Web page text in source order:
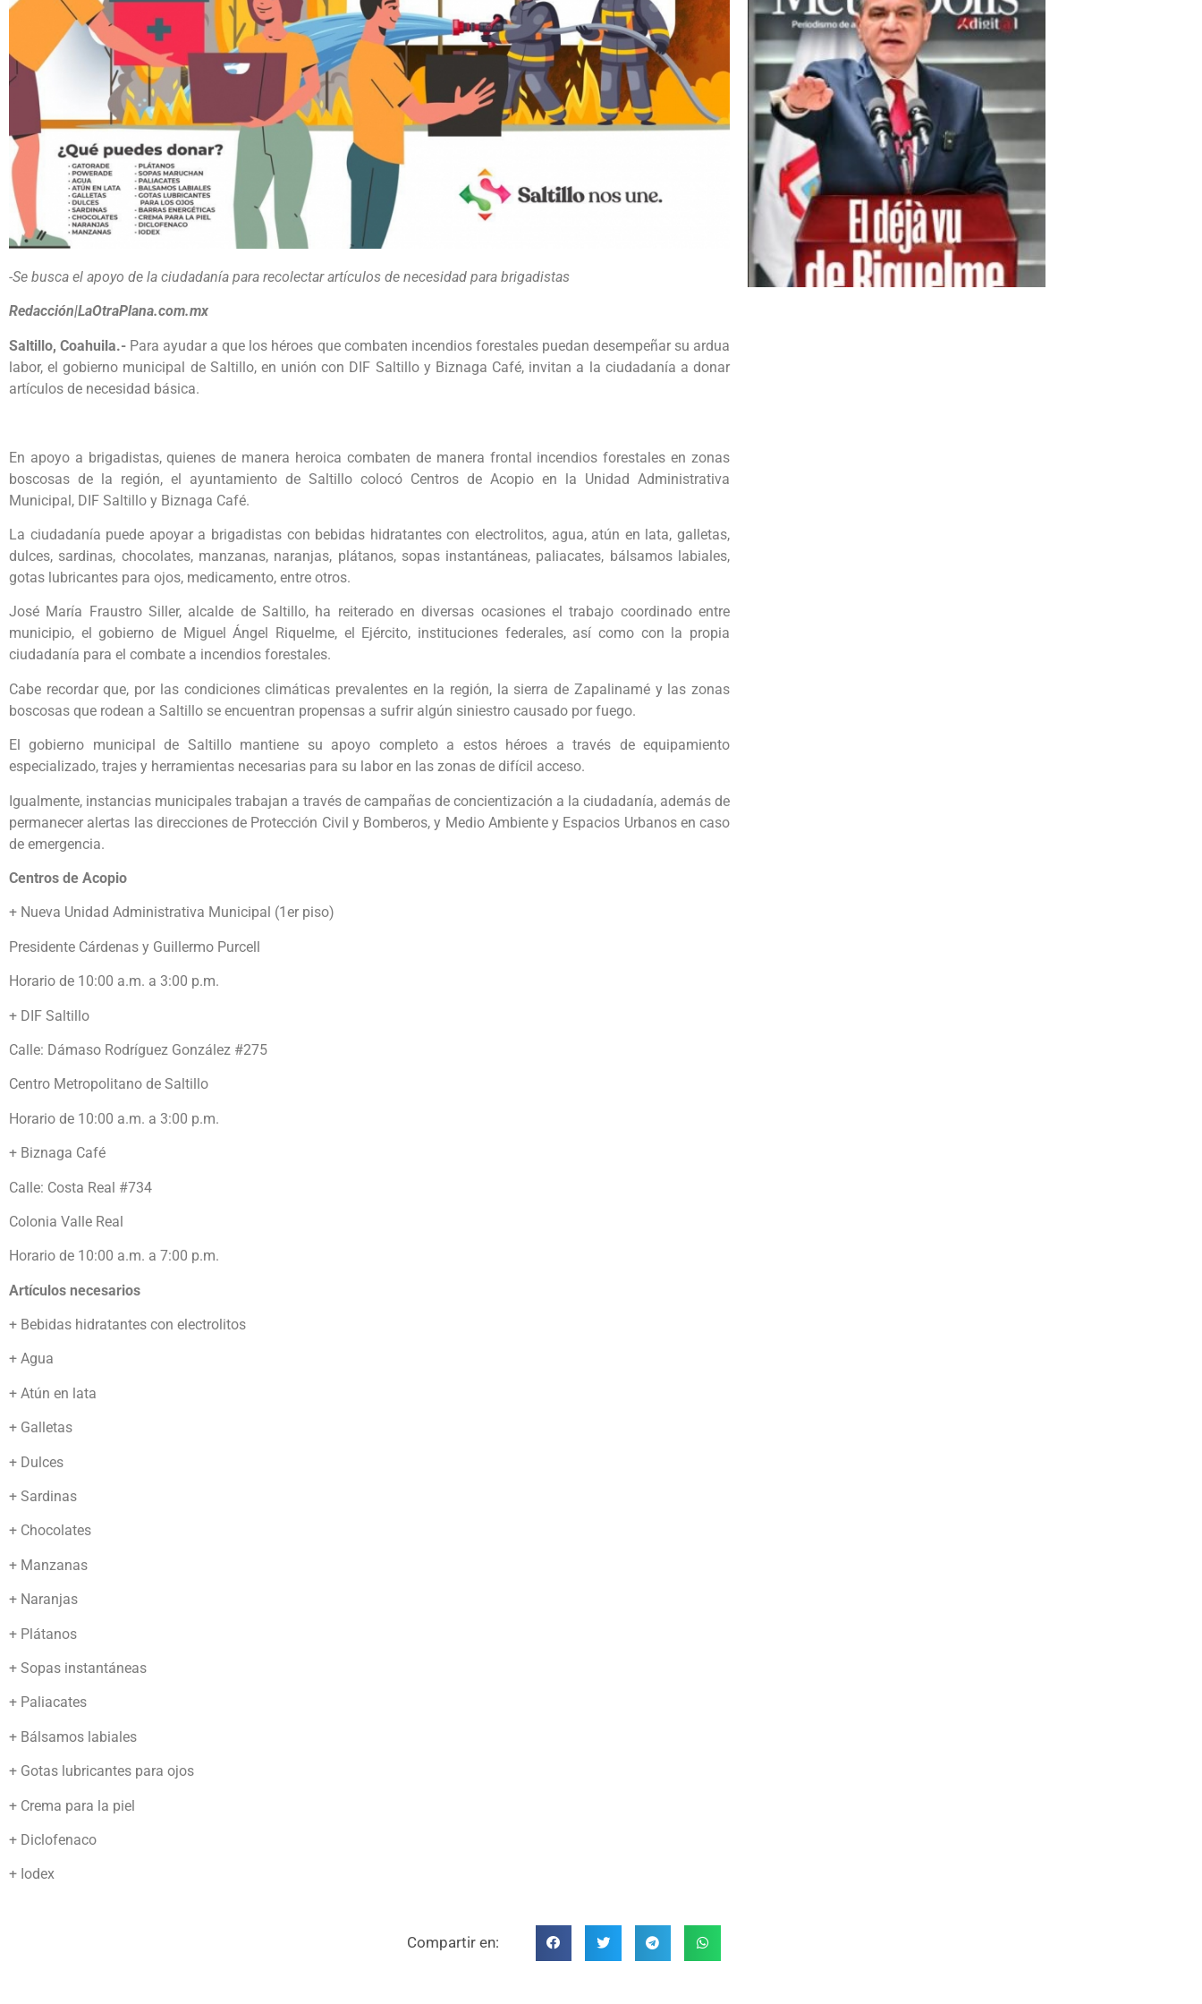
-Se busca el apoyo de la ciudadanía para recolectar artículos de necesidad para brigadistas
Redacción|LaOtraPlana.com.mx
Saltillo, Coahuila.- Para ayudar a que los héroes que combaten incendios forestales puedan desempeñar su ardua
labor, el gobierno municipal de Saltillo, en unión con DIF Saltillo y Biznaga Café, invitan a la ciudadanía a donar
artículos de necesidad básica.
En apoyo a brigadistas, quienes de manera heroica combaten de manera frontal incendios forestales en zonas
boscosas de la región, el ayuntamiento de Saltillo colocó Centros de Acopio en la Unidad Administrativa
Municipal, DIF Saltillo y Biznaga Café.
La ciudadanía puede apoyar a brigadistas con bebidas hidratantes con electrolitos, agua, atún en lata, galletas,
dulces, sardinas, chocolates, manzanas, naranjas, plátanos, sopas instantáneas, paliacates, bálsamos labiales,
gotas lubricantes para ojos, medicamento, entre otros.
José María Fraustro Siller, alcalde de Saltillo, ha reiterado en diversas ocasiones el trabajo coordinado entre
municipio, el gobierno de Miguel Ángel Riquelme, el Ejército, instituciones federales, así como con la propia
ciudadanía para el combate a incendios forestales.
Cabe recordar que, por las condiciones climáticas prevalentes en la región, la sierra de Zapalinamé y las zonas
boscosas que rodean a Saltillo se encuentran propensas a sufrir algún siniestro causado por fuego.
El gobierno municipal de Saltillo mantiene su apoyo completo a estos héroes a través de equipamiento
especializado, trajes y herramientas necesarias para su labor en las zonas de difícil acceso.
Igualmente, instancias municipales trabajan a través de campañas de concientización a la ciudadanía, además de
permanecer alertas las direcciones de Protección Civil y Bomberos, y Medio Ambiente y Espacios Urbanos en caso
de emergencia.
Centros de Acopio
+ Nueva Unidad Administrativa Municipal (1er piso)
Presidente Cárdenas y Guillermo Purcell
Horario de 10:00 a.m. a 3:00 p.m.
+ DIF Saltillo
Calle: Dámaso Rodríguez González #275
Centro Metropolitano de Saltillo
Horario de 10:00 a.m. a 3:00 p.m.
+ Biznaga Café
Calle: Costa Real #734
Colonia Valle Real
Horario de 10:00 a.m. a 7:00 p.m.
Artículos necesarios
+ Bebidas hidratantes con electrolitos
+ Agua
+ Atún en lata
+ Galletas
+ Dulces
+ Sardinas
+ Chocolates
+ Manzanas
+ Naranjas
+ Plátanos
+ Sopas instantáneas
+ Paliacates
+ Bálsamos labiales
+ Gotas lubricantes para ojos
+ Crema para la piel
+ Diclofenaco
+ Iodex
Compartir en: